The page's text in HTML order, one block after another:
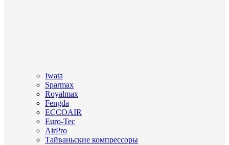
Iwata
Sparmax
Royalmax
Fengda
ECCOAIR
Euro-Tec
AirPro
Тайваньские компрессоры